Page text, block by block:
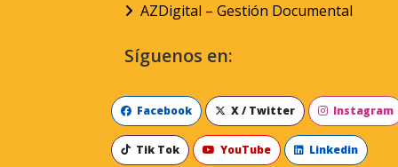
AZDigital – Gestión Documental
Síguenos en:
Facebook X / Twitter Instagram
Tik Tok YouTube Linkedin